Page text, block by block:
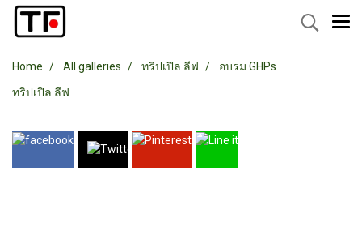
Home All galleries ทริปเปิล ลีฟ
อบรม GHPs
ทริปเปิล ลีฟ